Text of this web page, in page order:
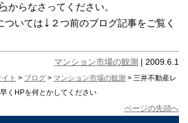
からなさってください。
ついては ↓ ２つ前のブログ記事をご覧く
マンション市場の観測 | 2009.6.1
ト > ブログ > マンション市場の観測 > 三井不動産レ
くHPを何とかしてください
ページの先頭へ